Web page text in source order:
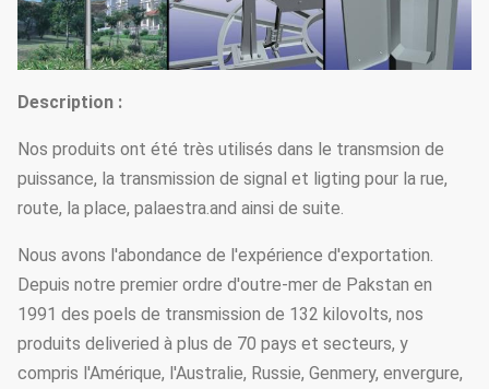
Description :
Nos produits ont été très utilisés dans le transmsion de
puissance, la transmission de signal et ligting pour la rue,
route, la place, palaestra.and ainsi de suite.
Nous avons l'abondance de l'expérience d'exportation.
Depuis notre premier ordre d'outre-mer de Pakstan en
1991 des poels de transmission de 132 kilovolts, nos
produits deliveried à plus de 70 pays et secteurs, y
compris l'Amérique, l'Australie, Russie, Genmery, envergure,